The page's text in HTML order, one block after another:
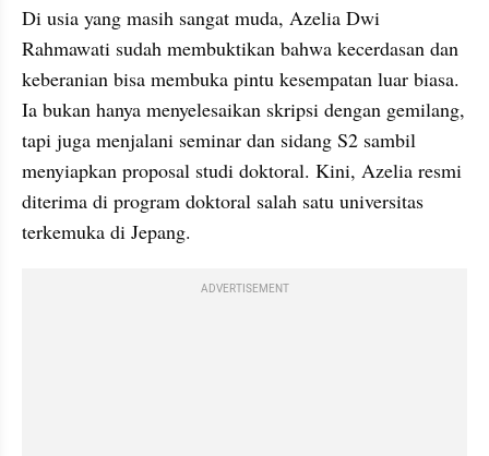
Di usia yang masih sangat muda, Azelia Dwi
Rahmawati sudah membuktikan bahwa kecerdasan dan
keberanian bisa membuka pintu kesempatan luar biasa.
Ia bukan hanya menyelesaikan skripsi dengan gemilang,
tapi juga menjalani seminar dan sidang S2 sambil
menyiapkan proposal studi doktoral. Kini, Azelia resmi
diterima di program doktoral salah satu universitas
terkemuka di Jepang.
ADVERTISEMENT